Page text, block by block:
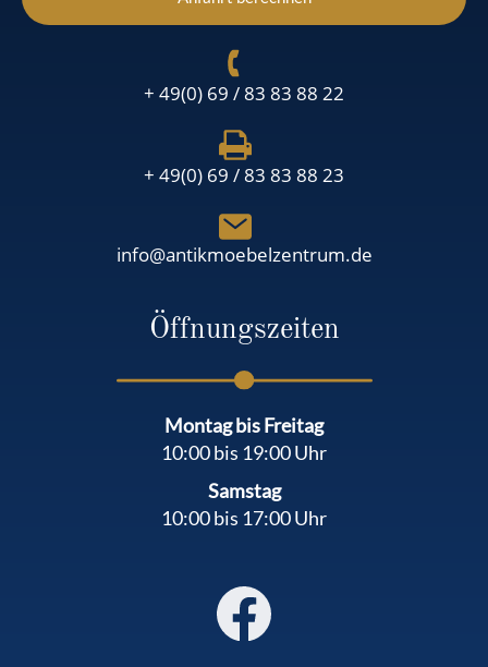
+ 49(0) 69 / 83 83 88 22
+ 49(0) 69 / 83 83 88 23
info@antikmoebelzentrum.de
Öffnungszeiten
Montag bis Freitag
10:00 bis 19:00 Uhr
Samstag
10:00 bis 17:00 Uhr